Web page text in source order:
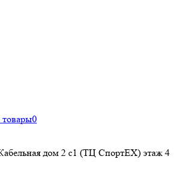
0
дом 2 с1 (ТЦ СпортEX) этаж 4